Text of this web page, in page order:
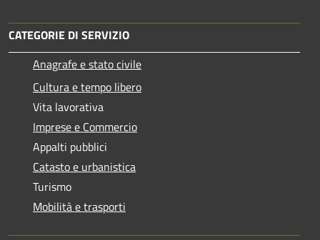
CATEGORIE DI SERVIZIO
Anagrafe e stato civile
Cultura e tempo libero
Vita lavorativa
Imprese e Commercio
Appalti pubblici
Catasto e urbanistica
Turismo
Mobilità e trasporti